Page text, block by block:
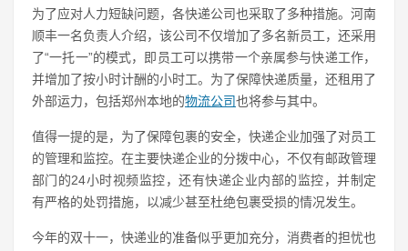
为了应对人力短缺问题，各快递公司也采取了多种措施。河南
顺丰一名负责人介绍，该公司不仅增加了多名新员工，还采用
了“一托一”的模式，即员工可以携带一个亲属参与快递工作，
并增加了按小时计酬的小时工。为了保障快递质量，还租用了
外部运力，包括郑州本地的物流公司也将参与其中。
值得一提的是，为了保障包裹的安全，快递企业加强了对员工
的管理和监控。在主要快递企业的分拨中心，不仅有邮政管理
部门的24小时视频监控，还有快递企业内部的监控，并制定
有严格的处罚措施，以减少甚至杜绝包裹受损的情况发生。
今年的双十一，快递业的准备似乎更加充分，消费者的担忧也